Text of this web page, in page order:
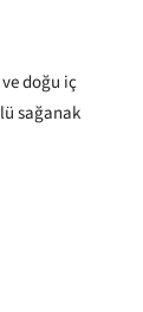
doğu iç
sağanak